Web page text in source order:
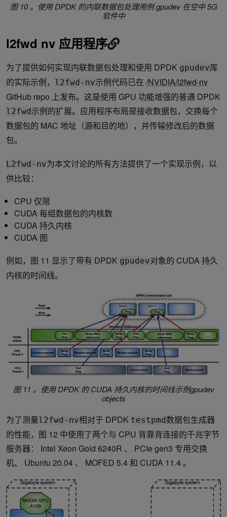
图 10 。使用 DPDK 的内联数据包处理用例gpudev 在空中 5G
软件中
l2fwd nv 应用程序
为了提供如何实现内联数据包处理和使用 DPDK gpudev库
的实际示例， l2fwd-nv示例代码已在 /NVIDIA/l2fwd-nv
GitHub repo 上发布。这是使用 GPU 功能增强的普通 DPDK
l2fwd示例的扩展。应用程序布局是接收数据包，交换每个
数据包的 MAC 地址（源和目的地），并传输修改后的数据
包。
L2fwd-nv为本文讨论的所有方法提供了一个实现示例，以
供比较：
CPU 仅限
CUDA 每组数据包的内核数
CUDA 持久内核
CUDA 图
例如，图 11 显示了带有 DPDK gpudev对象的 CUDA 持久
内核的时间线。
图 11 。使用 DPDK 的 CUDA 持久内核的时间线示例gpudev
objects
为了测量l2fwd-nv相对于 DPDK testpmd数据包生成器
的性能，图 12 中使用了两个与 CPU 背靠背连接的千兆字节
服务器： Intel Xeon Gold 6240R 、 PCIe gen3 专用交换
机、 Ubuntu 20.04 、 MOFED 5.4 和 CUDA 11.4 。